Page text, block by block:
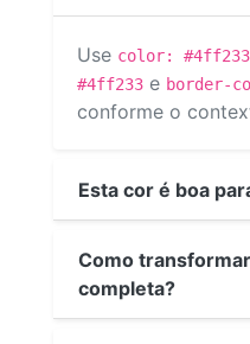
Use color: #4ff233
#4ff233 e border-
conforme o
Esta cor é boa
Como
completa?